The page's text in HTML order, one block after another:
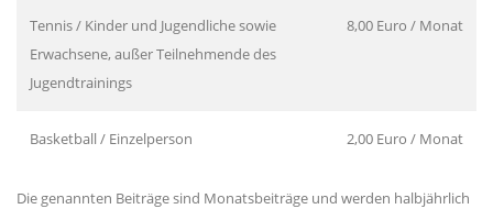
Tennis / Kinder und Jugendliche sowie
Erwachsene, außer Teilnehmende des
Jugendtrainings
8,00 Euro / Monat
Basketball / Einzelperson 2,00 Euro / Monat
Die genannten Beiträge sind Monatsbeiträge und werden halbjährlich